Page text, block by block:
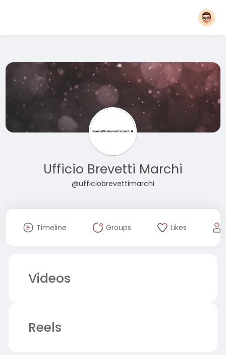
Ufficio Brevetti Marchi
@ufficiobrevettimarchi
Timeline Groups Likes
Videos
Reels